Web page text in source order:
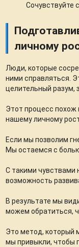
Сочувствуйте
личному
Люди, которые
ними справляться.
целительный разум,
Этот процесс
нашему личному
Если мы позволим
Мы остаемся с
С такими чувствами
возможность
В результате мы
можем обратиться,
Это метод, который
мы привыкли, чтобы